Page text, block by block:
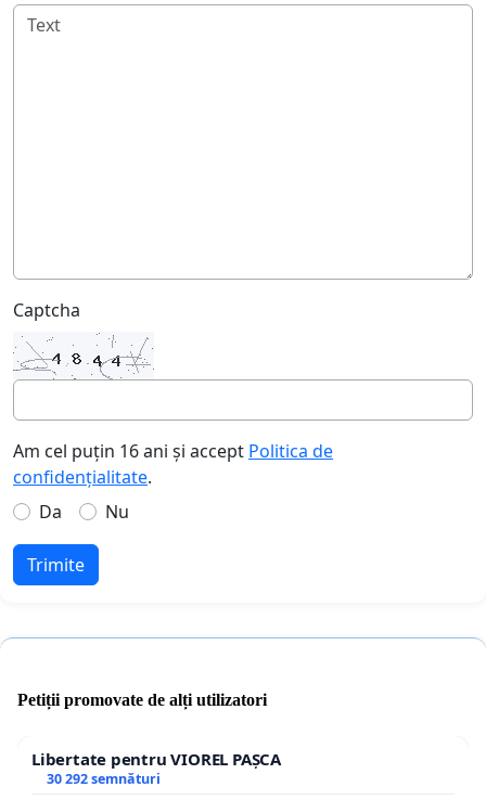
Captcha
Am cel puțin 16 ani și accept Politica de
confidențialitate.
Da
Nu
Trimite
Petiții promovate de alți utilizatori
Libertate pentru VIOREL PAȘCA
30 292 semnături